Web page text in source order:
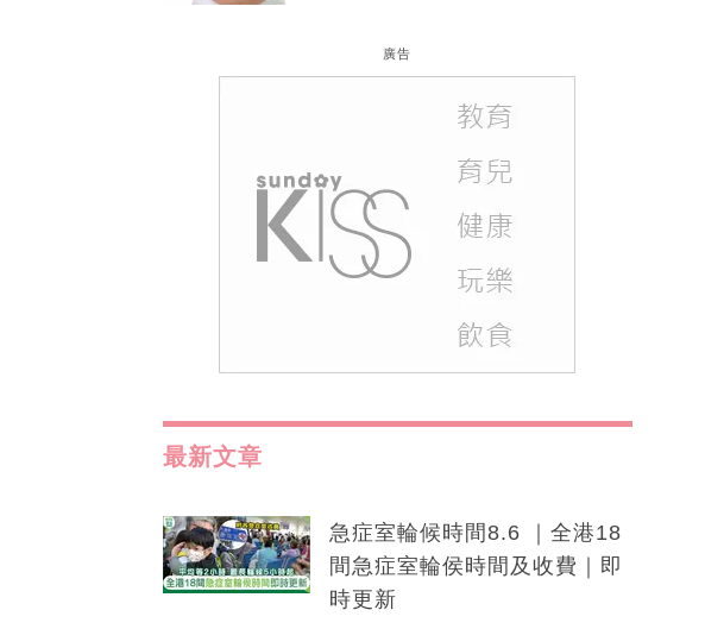
廣告
最新文章
急症室輪候時間8.6 ｜全港18
間急症室輪侯時間及收費｜即
時更新